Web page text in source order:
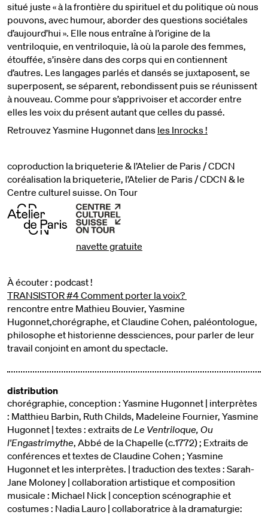
situé juste « à la frontière du spirituel et du politique où nous
pouvons, avec humour, aborder des questions sociétales
d’aujourd’hui ». Elle nous entraîne à l’origine de la
ventriloquie, en ventriloquie, là où la parole des femmes,
étouffée, s’insère dans des corps qui en contiennent
d’autres. Les langages parlés et dansés se juxtaposent, se
superposent, se séparent, rebondissent puis se réunissent
à nouveau. Comme pour s’apprivoiser et accorder entre
elles les voix du présent autant que celles du passé.
Retrouvez Yasmine Hugonnet dans les Inrocks !
coproduction la briqueterie & l’Atelier de Paris / CDCN
coréalisation la briqueterie, l’Atelier de Paris / CDCN & le
Centre culturel suisse. On Tour
navette gratuite
À écouter : podcast !
TRANSISTOR #4 Comment porter la voix?
rencontre entre Mathieu Bouvier, Yasmine
Hugonnet,chorégraphe, et Claudine Cohen, paléontologue,
philosophe et historienne dessciences, pour parler de leur
travail conjoint en amont du spectacle.
distribution
chorégraphie, conception : Yasmine Hugonnet | interprètes
: Matthieu Barbin, Ruth Childs, Madeleine Fournier, Yasmine
Hugonnet | textes : extraits de Le Ventriloque, Ou
l'Engastrimythe, Abbé de la Chapelle (c.1772) ; Extraits de
conférences et textes de Claudine Cohen ; Yasmine
Hugonnet et les interprètes. | traduction des textes : Sarah-
Jane Moloney | collaboration artistique et composition
musicale : Michael Nick | conception scénographie et
costumes : Nadia Lauro | collaboratrice à la dramaturgie: